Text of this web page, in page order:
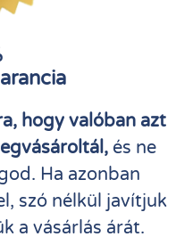
hogy valóban azt
és ne
Ha azonban
szó nélkül javítjuk
a vásárlás árát.